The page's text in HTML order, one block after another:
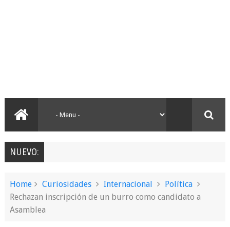
NUEVO:
Home Curiosidades Internacional
Política
Rechazan inscripción de un burro como candidato a
Asamblea